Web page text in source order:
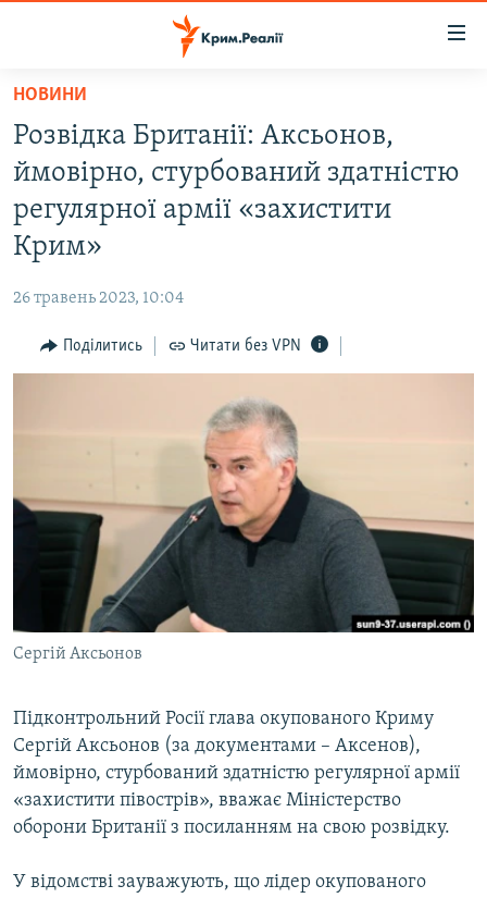
Перейти
основного
матеріалу
до
основної
Перейти
пошуку
ВОДА.КРИМ
ВІДЕО ТА ФОТО
ПОЛІТИКА
ПОГЛЯД
ІНТЕРВ'Ю
ВІДЕОУРОКИ «ELIFBE»
СВІДЧЕННЯ ОКУПАЦІЇ
УКРАЇНСЬКА ПРОБЛЕМА КРИМУ
ІНФОГРАФІКА
ЯК ОБІЙТИ БЛОКУВАННЯ
Русский
Qırımtatar
ДОЛУЧАЙСЯ!
Усі сайти RFE/RL
НОВИНИ
Розвідка Британії: Аксьонов,
ймовірно, стурбований здатністю
регулярної армії «захистити
Крим»
26 травень 2023, 10:04
Поділитись Читати без VPN
Сергій Аксьонов
Підконтрольний Росії глава окупованого Криму
Сергій Аксьонов (за документами – Аксенов),
ймовірно, стурбований здатністю регулярної армії
«захистити півострів», вважає Міністерство
оборони Британії з посиланням на свою розвідку.
У відомстві зауважують, що лідер окупованого